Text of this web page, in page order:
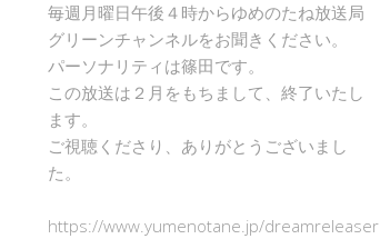
毎週月曜日午後４時からゆめのたね放送局
グリーンチャンネルをお聞きください。
パーソナリティは篠田です。
この放送は２月をもちまして、終了いたし
ます。
ご視聴くださり、ありがとうございまし
た。
https://www.yumenotane.jp/dreamreleaser